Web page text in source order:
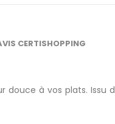
CERTISHOPPING
à vos plats. Issu